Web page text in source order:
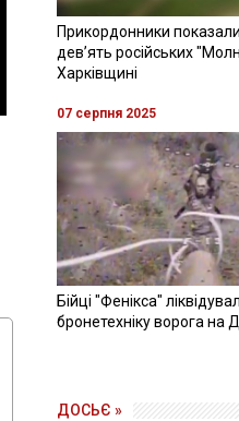
Прикордонники
девʼять російських
Харківщині
07 серпня 2025
Бійці "Фенікса"
бронетехніку ворога на
ДОСЬЄ »